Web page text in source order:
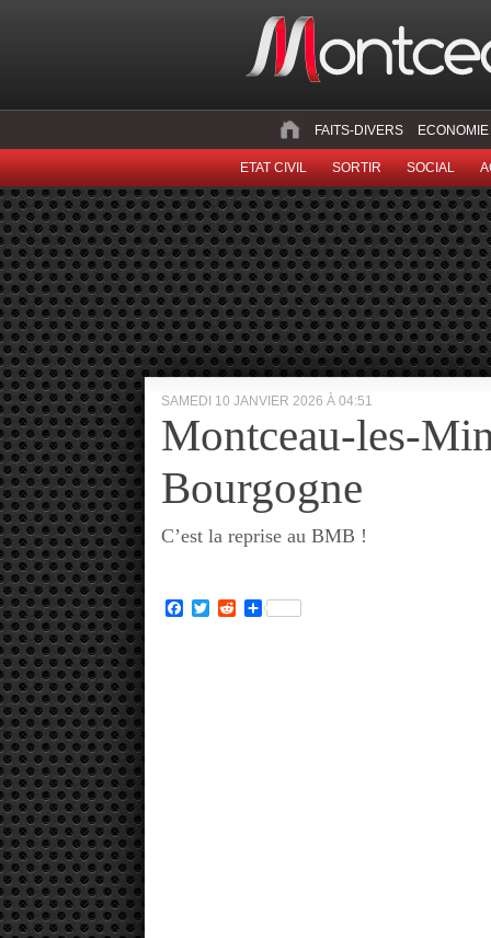
FAITS-DIVERS ECONOMIE
ETAT CIVIL SORTIR SOCIAL
SAMEDI 10 JANVIER 2026 À 04:51
Montceau-les-
Bourgogne
C’est la reprise au BMB !
Facebook
TwitterRedditPartager